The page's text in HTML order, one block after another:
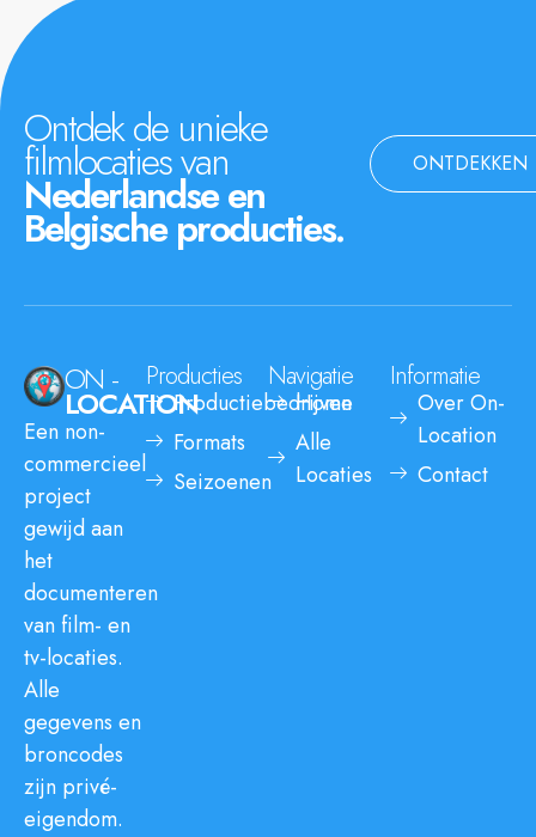
Ontdek de unieke
filmlocaties van
Nederlandse en
Belgische producties.
ONTDEKKEN
ON -
LOCATION
Een non-
commercieel
project
gewijd aan
het
documenteren
van film- en
tv-locaties.
Alle
gegevens en
broncodes
zijn privé-
eigendom.
Producties
Productiebedrijven
Formats
Seizoenen
Navigatie
Home
Alle
Locaties
Informatie
Over On-
Location
Contact